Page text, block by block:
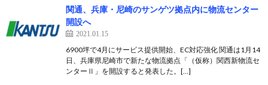
関通、兵庫・尼崎のサンゲツ拠点内に物流センター
開設へ
2021.01.15
6900坪で4月にサービス提供開始、EC対応強化 関通は1月14
日、兵庫県尼崎市で新たな物流拠点「（仮称）関西新物流セ
ンターⅡ」を開設すると発表した。[…]